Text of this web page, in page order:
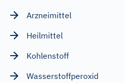
Arzneimittel
Heilmittel
Kohlenstoff
Wasserstoffperoxid